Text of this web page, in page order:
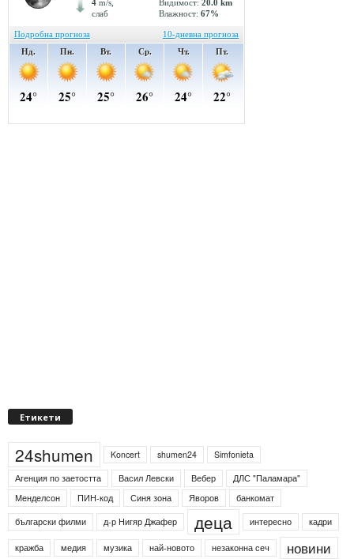
Етикети
24shumen Koncert shumen24
Simfonieta
Агенция по заетостта
Васил Левски Вебер
ДЛС "Паламара"
Менделсон
ПИН-код Синя зона Яворов
банкомат
български филми
д-р Нигяр Джафер деца интересно кадри
кражба медия музика най-новото незаконна сеч новини